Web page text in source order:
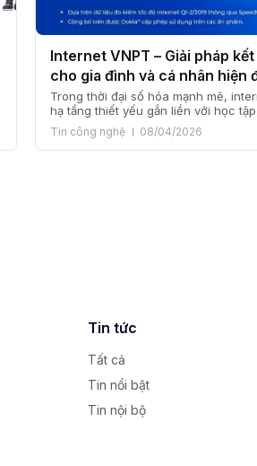
Internet VNPT – Giải pháp
cho gia đình và cá nhân hiện
Trong thời đại số hóa mạnh mẽ,
hạ tầng thiết yếu gắn liền với học
trí và kinh doanh. Tại Việt Nam,
đến như một trong những nhà cung
viễn thông lớn, uy tín và lâu đời.
Tin công nghệ 08/04/2026
Tin tức
Tất cả
Tin nổi bật
Tin nội bộ